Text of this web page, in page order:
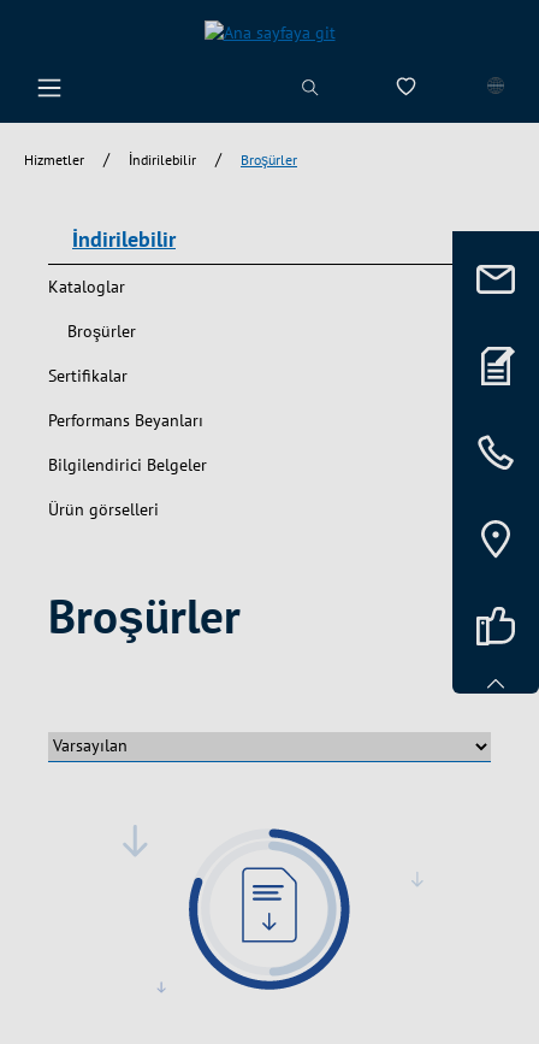
0 istek listesi
Hizmetler / İndirilebilir / Broşürler
İndirilebilir
Kataloglar
Broşürler
Sertifikalar
Performans Beyanları
Bilgilendirici Belgeler
Ürün görselleri
Broşürler